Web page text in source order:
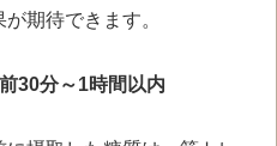
期待できます。
30分～1時間以内